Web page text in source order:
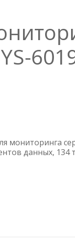
данных, 134